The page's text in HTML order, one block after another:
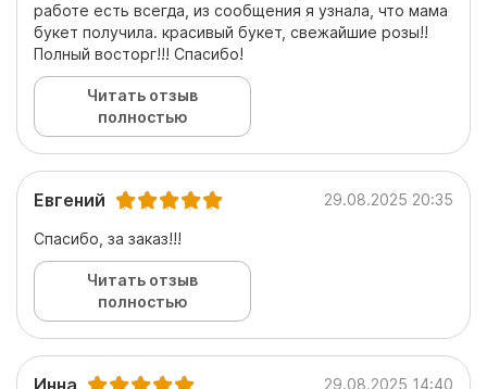
работе есть всегда, из сообщения я узнала, что мама
букет получила. красивый букет, свежайшие розы!!
Полный восторг!!! Спасибо!
Читать отзыв
полностью
Евгений 29.08.2025 20:35
Спасибо, за заказ!!!
Читать отзыв
полностью
29.08.2025 14:40